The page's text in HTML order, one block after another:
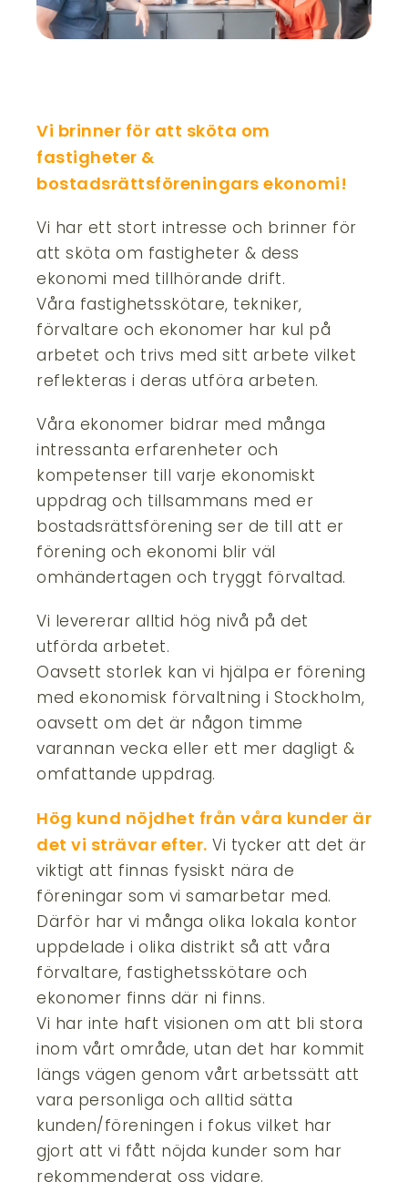
Vi brinner för att sköta om
fastigheter &
bostadsrättsföreningars ekonomi!
Vi har ett stort intresse och brinner för
att sköta om fastigheter & dess
ekonomi med tillhörande drift.
Våra fastighetsskötare, tekniker,
förvaltare och ekonomer har kul på
arbetet och trivs med sitt arbete vilket
reflekteras i deras utföra arbeten.
Våra ekonomer bidrar med många
intressanta erfarenheter och
kompetenser till varje ekonomiskt
uppdrag och tillsammans med er
bostadsrättsförening ser de till att er
förening och ekonomi blir väl
omhändertagen och tryggt förvaltad.
Vi levererar alltid hög nivå på det
utförda arbetet.
Oavsett storlek kan vi hjälpa er förening
med ekonomisk förvaltning i Stockholm,
oavsett om det är någon timme
varannan vecka eller ett mer dagligt &
omfattande uppdrag.
Hög kund nöjdhet från våra kunder är
det vi strävar efter. Vi tycker att det är
viktigt att finnas fysiskt nära de
föreningar som vi samarbetar med.
Därför har vi många olika lokala kontor
uppdelade i olika distrikt så att våra
förvaltare, fastighetsskötare och
ekonomer finns där ni finns.
Vi har inte haft visionen om att bli stora
inom vårt område, utan det har kommit
längs vägen genom vårt arbetssätt att
vara personliga och alltid sätta
kunden/föreningen i fokus vilket har
gjort att vi fått nöjda kunder som har
rekommenderat oss vidare.